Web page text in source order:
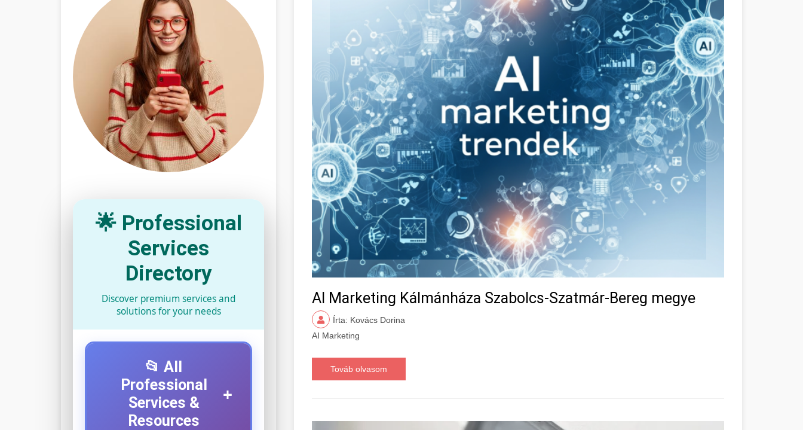
🌟 Professional
Services
Directory
Discover premium services and
solutions for your needs
📂 All
Professional
Services &
Resources
+
AI Marketing Kálmánháza Szabolcs-Szatmár-Bereg megye
Írta: Kovács Dorina
AI Marketing
Továb olvasom